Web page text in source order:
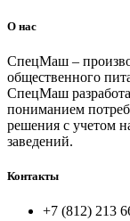
О нас
СпецМаш –
общественного
СпецМаш
пониманием
решения с учетом
заведений.
Контакты
+7 (812) 213